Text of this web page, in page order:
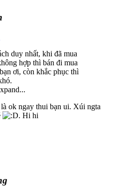
duy nhất, khi đã mua
hợp thì bán đi mua
ơi, còn khắc phục thì
ok ngay thui bạn ui. Xúi ngta
. Hi hi